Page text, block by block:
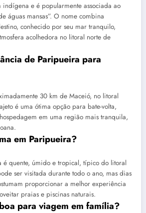
e é popularmente associada ao
águas mansas”. O nome combina
conhecido por seu mar tranquilo,
acolhedora no litoral norte de
de Paripueira para
30 km de Maceió, no litoral
é uma ótima opção para bate-volta,
em uma região mais tranquila,
em Paripueira?
quente, úmido e tropical, típico do litoral
ser visitada durante todo o ano, mas dias
proporcionar a melhor experiência
praias e piscinas naturais.
para viagem em família?